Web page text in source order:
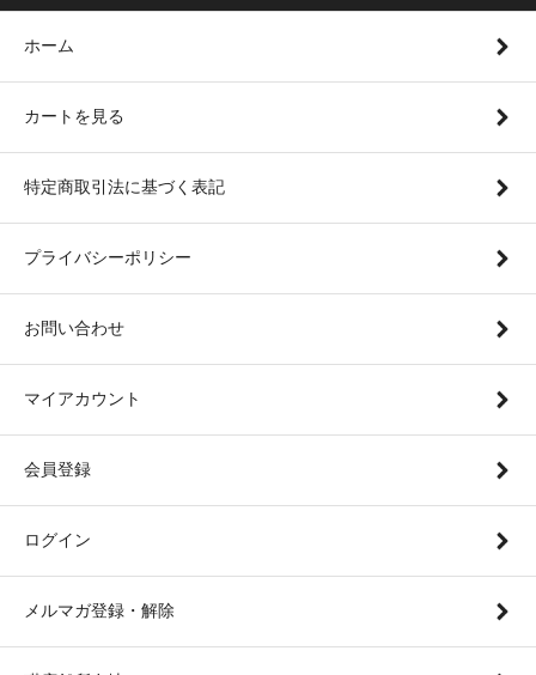
ホーム
カートを見る
特定商取引法に基づく表記
プライバシーポリシー
お問い合わせ
マイアカウント
会員登録
ログイン
メルマガ登録・解除